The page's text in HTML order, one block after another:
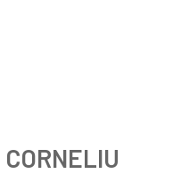
CORNELIU